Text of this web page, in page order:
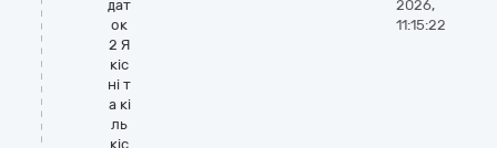
дат
ок
2 Я
кіс
ні т
а кі
ль
кіс
2026,
11:15:22